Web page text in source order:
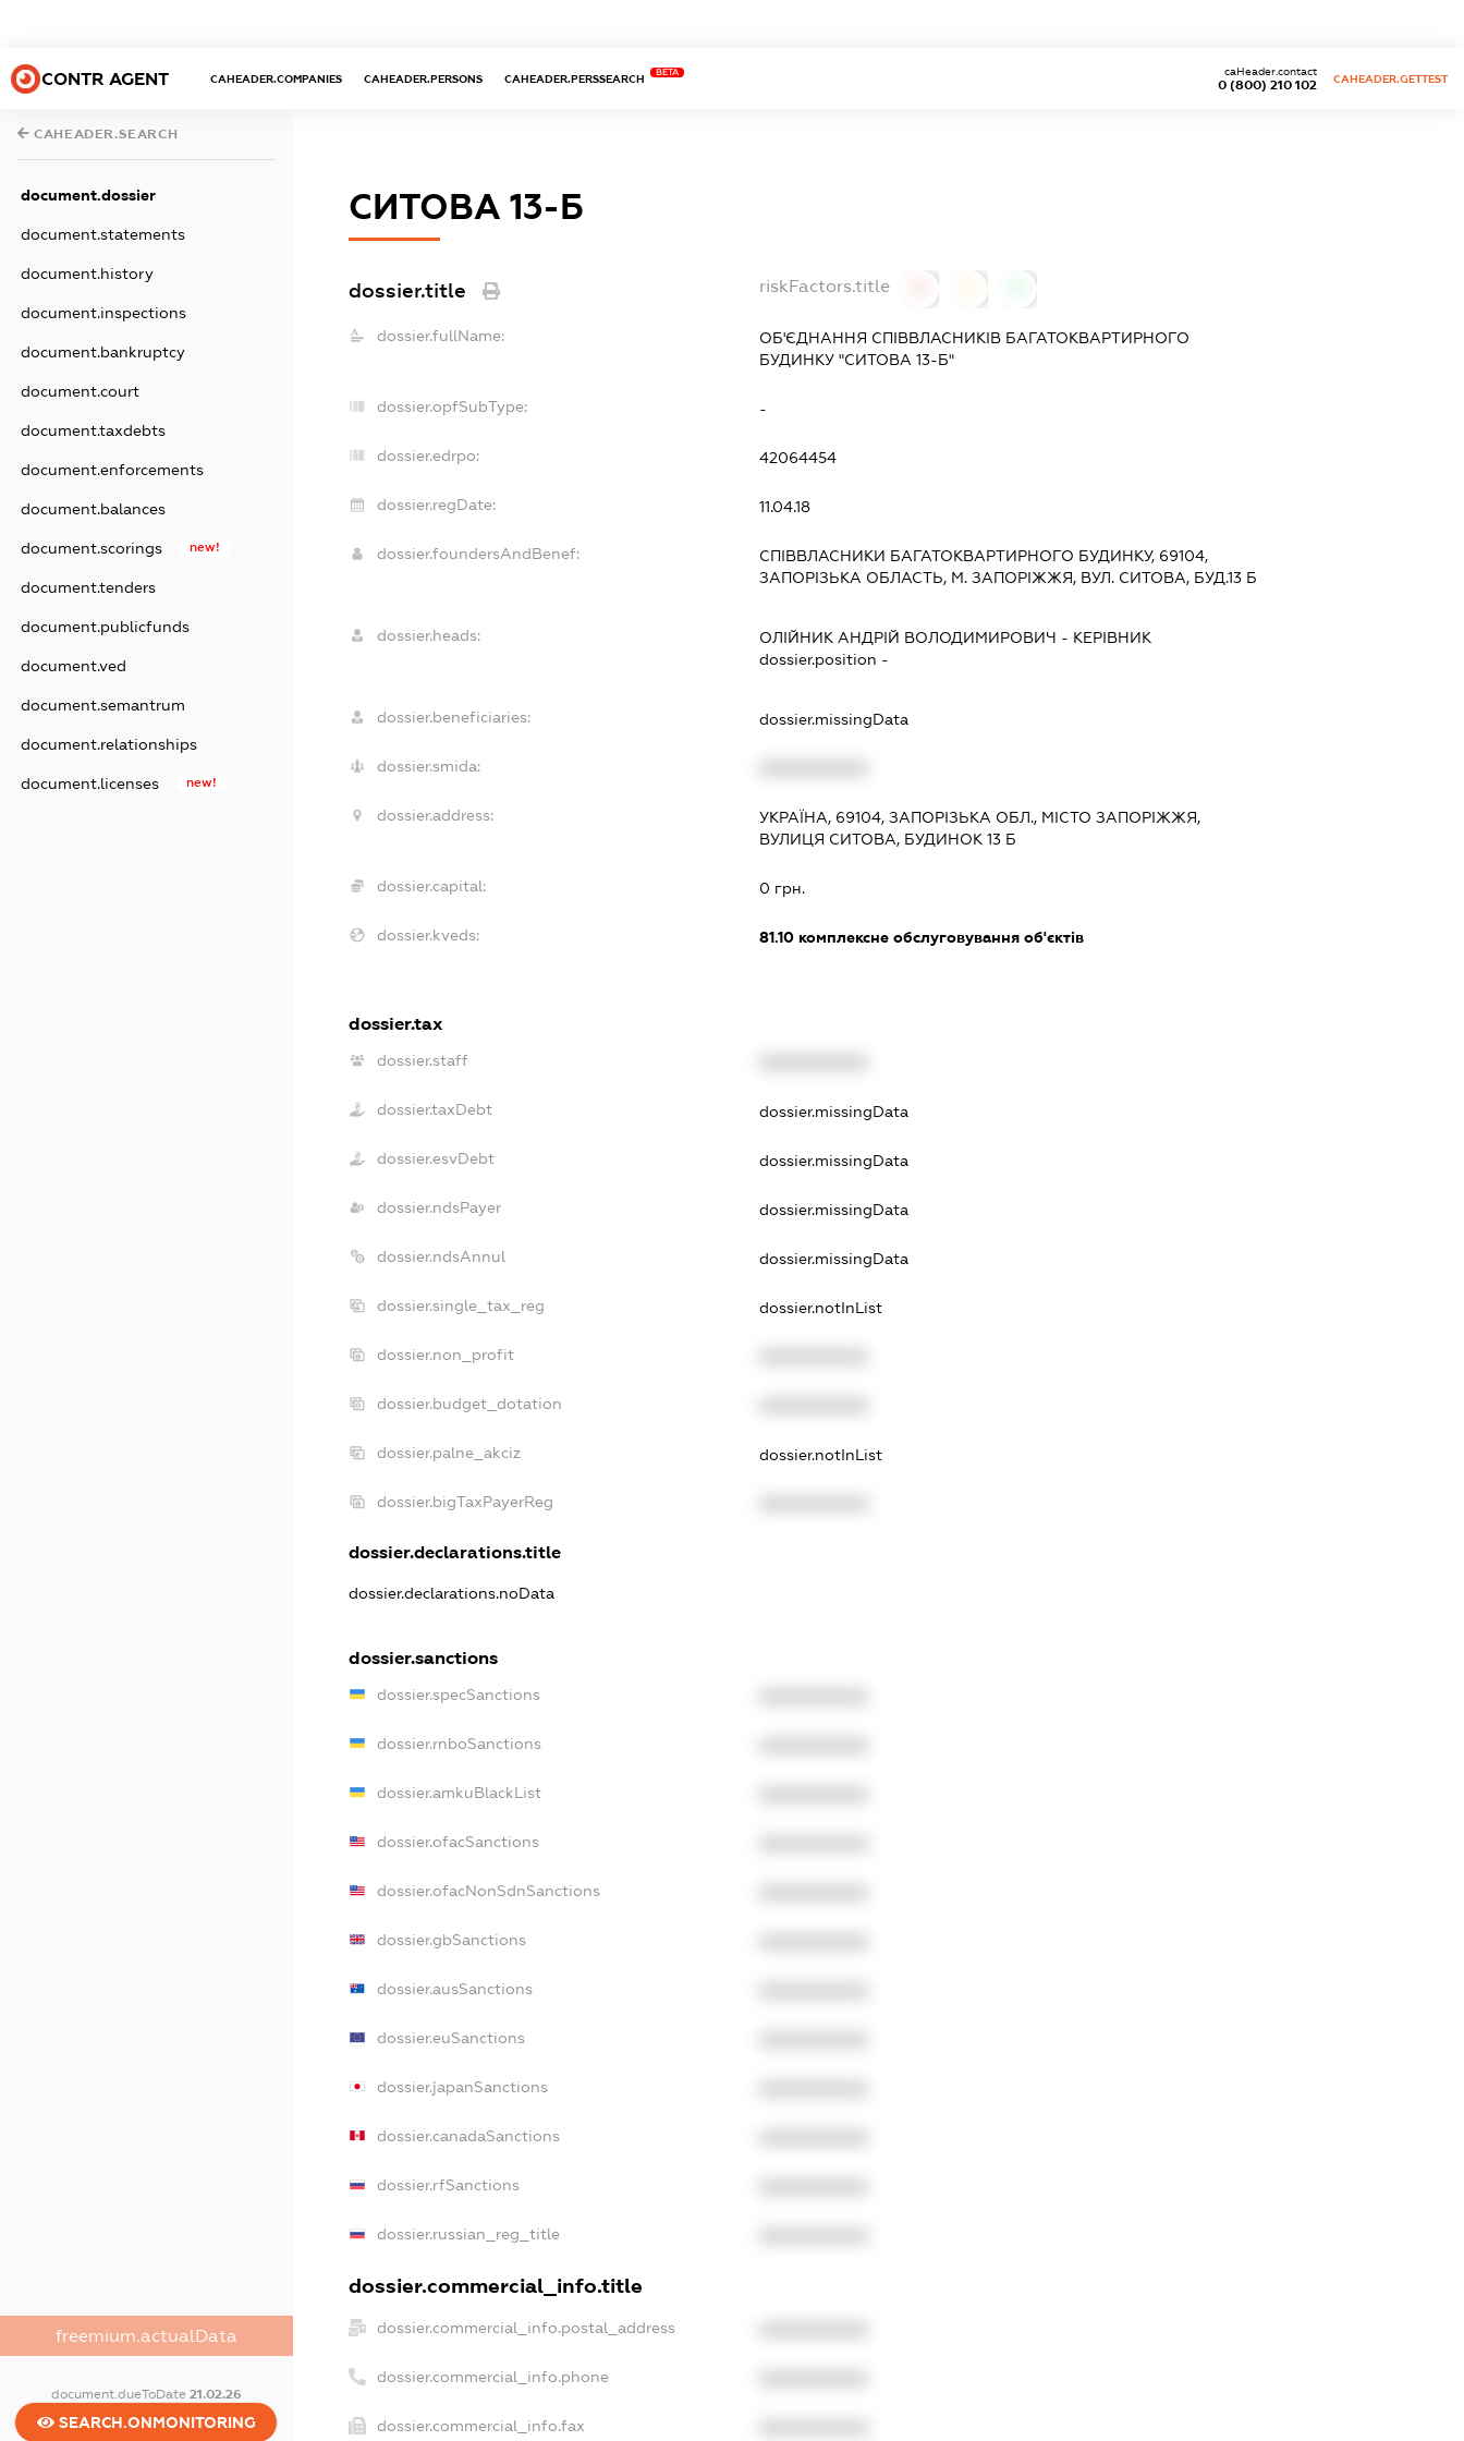
CONTR AGENT CAHEADER.COMPANIES CAHEADER.PERSONS CAHEADER.PERSSEARCH
BETA
0 (800) 210 102
caHeader.contact
CAHEADER.GETTEST
CAHEADER.SEARCH
document.dossier
document.statements
document.history
document.inspections
document.bankruptcy
document.court
document.taxdebts
document.enforcements
document.balances
document.scorings new!
document.tenders
document.publicfunds
document.ved
document.semantrum
document.relationships
document.licenses new!
freemium.actualData
document.dueToDate 21.02.26
SEARCH.ONMONITORING
СИТОВА 13-Б
dossier.title riskFactors.title
dossier.fullName:
ОБ'ЄДНАННЯ СПІВВЛАСНИКІВ БАГАТОКВАРТИРНОГО
БУДИНКУ "СИТОВА 13-Б"
dossier.opfSubType: -
dossier.edrpo: 42064454
dossier.regDate: 11.04.18
dossier.foundersAndBenef:
СПІВВЛАСНИКИ БАГАТОКВАРТИРНОГО БУДИНКУ, 69104,
ЗАПОРІЗЬКА ОБЛАСТЬ, М. ЗАПОРІЖЖЯ, ВУЛ. СИТОВА, БУД.13 Б
dossier.heads: ОЛІЙНИК АНДРІЙ ВОЛОДИМИРОВИЧ - КЕРІВНИК
dossier.position -
dossier.beneficiaries: dossier.missingData
dossier.smida:
dossier.address:
УКРАЇНА, 69104, ЗАПОРІЗЬКА ОБЛ., МІСТО ЗАПОРІЖЖЯ,
ВУЛИЦЯ СИТОВА, БУДИНОК 13 Б
dossier.capital: 0 грн.
dossier.kveds: 81.10 комплексне обслуговування об'єктів
dossier.tax
dossier.staff
dossier.taxDebt dossier.missingData
dossier.esvDebt dossier.missingData
dossier.ndsPayer dossier.missingData
dossier.ndsAnnul dossier.missingData
dossier.single_tax_reg dossier.notInList
dossier.non_profit
dossier.budget_dotation
dossier.palne_akciz dossier.notInList
dossier.bigTaxPayerReg
dossier.declarations.title
dossier.declarations.noData
dossier.sanctions
dossier.specSanctions
dossier.rnboSanctions
dossier.amkuBlackList
dossier.ofacSanctions
dossier.ofacNonSdnSanctions
dossier.gbSanctions
dossier.ausSanctions
dossier.euSanctions
dossier.japanSanctions
dossier.canadaSanctions
dossier.rfSanctions
dossier.russian_reg_title
dossier.commercial_info.title
dossier.commercial_info.postal_address
dossier.commercial_info.phone
dossier.commercial_info.fax